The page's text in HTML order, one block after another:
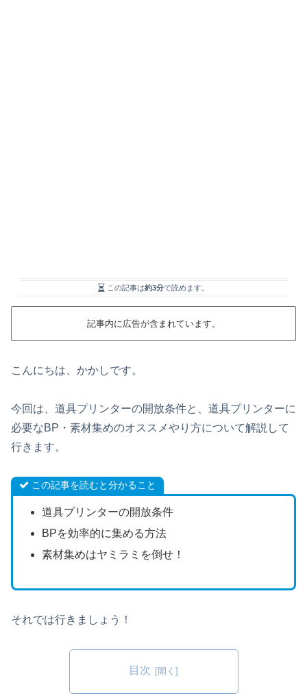
この記事は約3分で読めます。
記事内に広告が含まれています。
こんにちは、かかしです。
今回は、道具プリンターの開放条件と、道具プリンターに
必要なBP・素材集めのオススメやり方について解説して
行きます。
この記事を読むと分かること
道具プリンターの開放条件
BPを効率的に集める方法
素材集めはヤミラミを倒せ！
それでは行きましょう！
目次